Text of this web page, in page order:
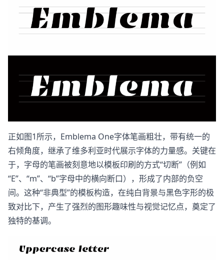
正如图1所示，Emblema One字体笔画粗壮，带有统一的
右倾角度，继承了维多利亚时代展示字体的力量感。关键在
于，字母的笔画被刻意地以模板印刷的方式“切断”（例如
“E”、“m”、“b”字母中的横向断口），形成了内部的负空
间。这种“非典型”的模板构造，在纯白背景与黑色字形的极
致对比下，产生了强烈的图形趣味性与视觉记忆点，奠定了
独特的基调。